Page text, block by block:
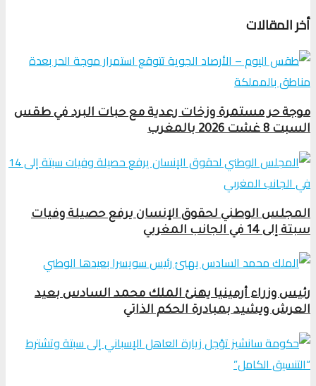
أخر المقالات
موجة حر مستمرة وزخات رعدية مع حبات البرد في طقس
السبت 8 غشت 2026 بالمغرب
المجلس الوطني لحقوق الإنسان يرفع حصيلة وفيات
سبتة إلى 14 في الجانب المغربي
رئيس وزراء أرمينيا يهنئ الملك محمد السادس بعيد
العرش ويشيد بمبادرة الحكم الذاتي